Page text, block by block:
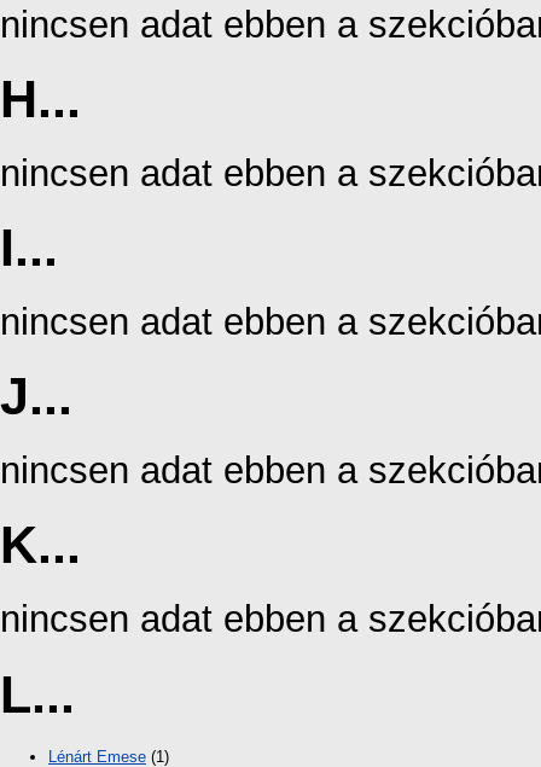
nincsen adat ebben a
H...
nincsen adat ebben a
I...
nincsen adat ebben a
J...
nincsen adat ebben a
K...
nincsen adat ebben a
L...
Lénárt Emese (1)